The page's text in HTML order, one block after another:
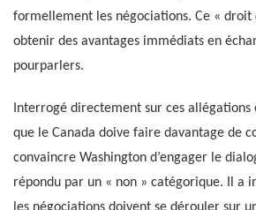
formellement les négociations. Ce « droit
obtenir des avantages immédiats en
pourparlers.
Interrogé directement sur ces allégations
que le Canada doive faire davantage de
convaincre Washington d’engager le
répondu par un « non » catégorique. Il a
les négociations doivent se dérouler sur